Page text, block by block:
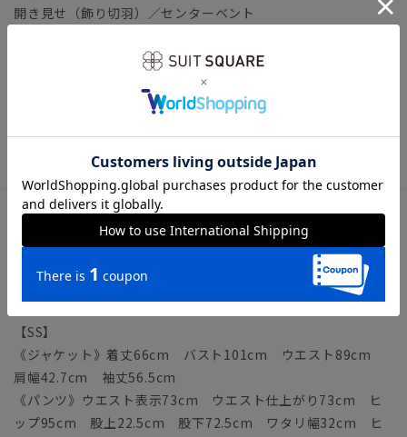
開き見せ（飾り切羽）／センターベント
【裾】シングル仕上げ（裾上げ済み：裾上げは受付対象外とな
【洗濯表示】ドライクリーニング・家庭洗濯可《洗濯機可（ネ
サイズ詳細
着用サイズ：L
【SS】
《ジャケット》着丈66cm バスト101cm ウエスト89cm
肩幅42.7cm 袖丈56.5cm
《パンツ》ウエスト表示73cm ウエスト仕上がり73cm ヒ
ップ95cm 股上22.5cm 股下72.5cm ワタリ幅32cm ヒ